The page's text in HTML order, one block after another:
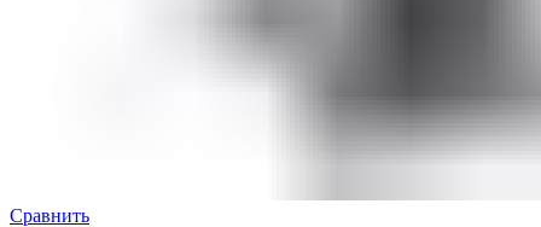
Сравнить